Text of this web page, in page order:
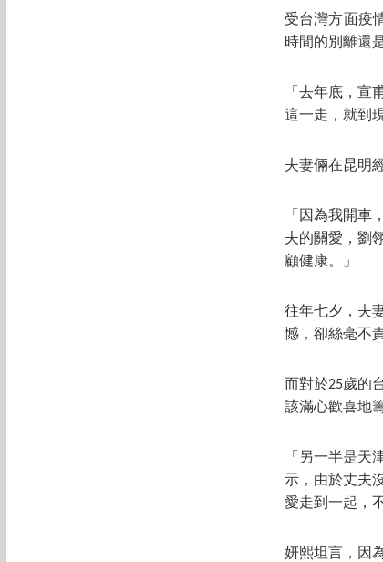
受台灣方面疫
時間的別離還
「去年底，宣
這一走，就到
夫妻倆在昆明
「因為我開車
夫的關愛，劉
顧健康。」
往年七夕，夫
憾，卻絲毫不
而對於25歲的
該滿心歡喜地
「另一半是天
示，由於丈夫
愛走到一起，
妍熙坦言，因